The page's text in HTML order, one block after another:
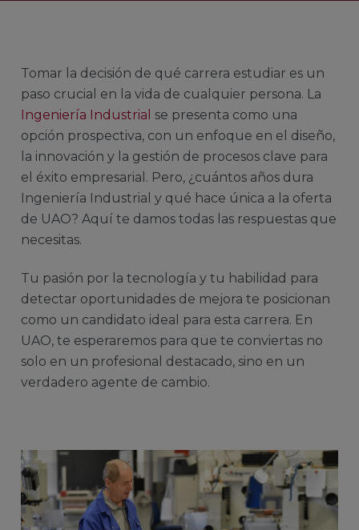
Tomar la decisión de qué carrera estudiar es un
paso crucial en la vida de cualquier persona. La
Ingeniería Industrial se presenta como una
opción prospectiva, con un enfoque en el diseño,
la innovación y la gestión de procesos clave para
el éxito empresarial. Pero, ¿cuántos años dura
Ingeniería Industrial y qué hace única a la oferta
de UAO? Aquí te damos todas las respuestas que
necesitas.
Tu pasión por la tecnología y tu habilidad para
detectar oportunidades de mejora te posicionan
como un candidato ideal para esta carrera. En
UAO, te esperaremos para que te conviertas no
solo en un profesional destacado, sino en un
verdadero agente de cambio.